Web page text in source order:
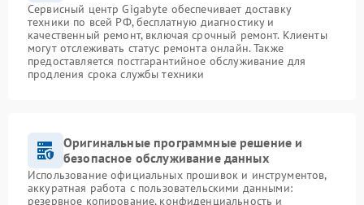
Сервисный центр Gigabyte обеспечивает доставку
техники по всей РФ, бесплатную диагностику и
качественный ремонт, включая срочный ремонт. Клиенты
могут отслеживать статус ремонта онлайн. Также
предоставляется постгарантийное обслуживание для
продления срока службы техники
Оригинальные программные решение и
безопасное обслуживание данных
Использование официальных прошивок и инструментов,
аккуратная работа с пользовательскими данными:
резервное копирование, конфиденциальность и